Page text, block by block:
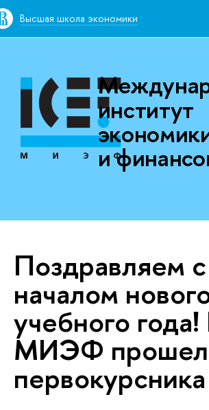
Высшая школа экономики
институт
и
Поздравляем с
началом
учебного года!
МИЭФ
первокурсника